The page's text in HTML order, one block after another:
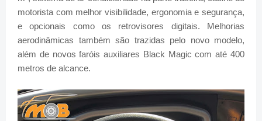
motorista com melhor visibilidade, ergonomia e segurança,
e opcionais como os retrovisores digitais. Melhorias
aerodinâmicas também são trazidas pelo novo modelo,
além de novos faróis auxiliares Black Magic com até 400
metros de alcance.